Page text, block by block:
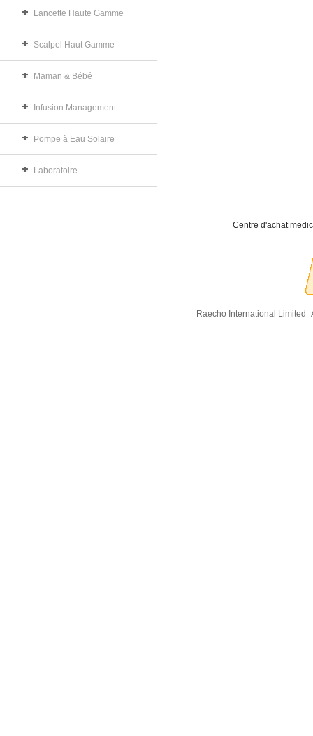
Lancette Haute Gamme
Scalpel Haut Gamme
Maman & Bébé
Infusion Management
Pompe à Eau Solaire
Laboratoire
Centre d'achat
Raecho International Limited